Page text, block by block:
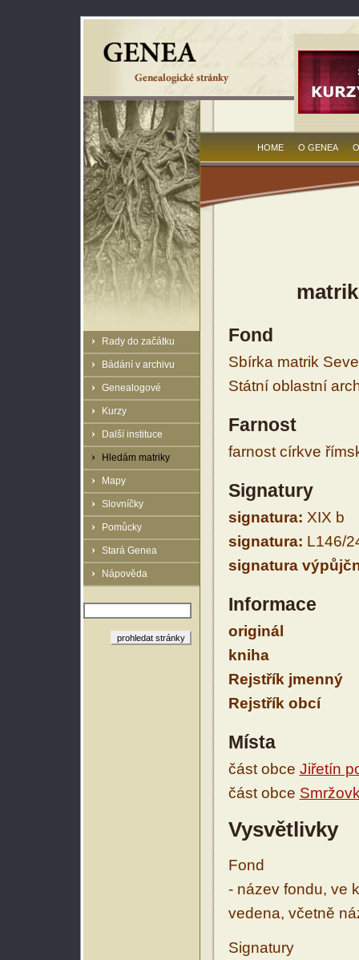
Rady do začátku
Bádání v archivu
Genealogové
Kurzy
Další instituce
Hledám matriky
Mapy
Slovníčky
Pomůcky
Stará Genea
Nápověda
HOME O GENEA
Fond
Sbírka matrik
Státní oblastní
Farnost
farnost církve
Signatury
signatura: XIX b
signatura: L146/
signatura
Informace
originál
kniha
Rejstřík jmenný
Rejstřík obcí
Místa
část obce Jiřetín
část obce
Vysvětlivky
Fond
- název fondu, ve
vedena, včetně
Signatury